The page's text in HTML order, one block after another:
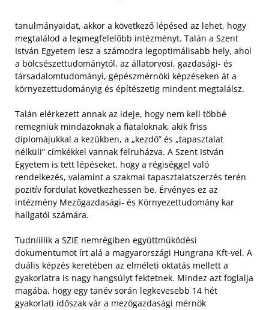
tanulmányaidat, akkor a következő lépésed az lehet, hogy
megtalálod a legmegfelelőbb intézményt. Talán a Szent
István Egyetem lesz a számodra legoptimálisabb hely, ahol
a bölcsészettudománytól, az állatorvosi, gazdasági- és
társadalomtudományi, gépészmérnöki képzéseken át a
környezettudományig és építészetig mindent megtalálsz.
Talán elérkezett annak az ideje, hogy nem kell többé
remegniük mindazoknak a fiataloknak, akik friss
diplomájukkal a kezükben, a „kezdő” és „tapasztalat
nélküli” címkékkel vannak felruházva. A Szent István
Egyetem is tett lépéseket, hogy a régiséggel való
rendelkezés, valamint a szakmai tapasztalatszerzés terén
pozitív fordulat következhessen be. Érvényes ez az
intézmény Mezőgazdasági- és Környezettudomány kar
hallgatói számára.
Tudniillik a SZIE nemrégiben együttműködési
dokumentumot írt alá a magyarországi Hungrana Kft-vel. A
duális képzés keretében az elméleti oktatás mellett a
gyakorlatra is nagy hangsúlyt fektetnek. Mindez azt foglalja
magába, hogy egy tanév során legkevesebb 14 hét
gyakorlati időszak vár a mezőgazdasági mérnök